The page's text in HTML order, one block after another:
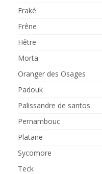
Fraké
Frêne
Hêtre
Morta
Oranger des Osages
Padouk
Palissandre de santos
Pernambouc
Platane
Sycomore
Teck